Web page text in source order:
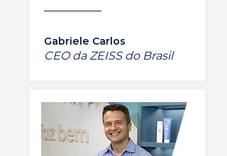
Gabriele Carlos
CEO da ZEISS do Brasil